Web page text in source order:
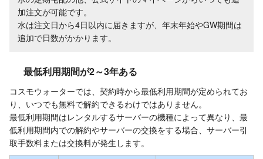
加注文が可能です。
水は注文日から4日以内に届きますが、年末年始やGW期間は
追加で日数がかかります。
最低利用期間が2～3年ある
コスモウォーターでは、契約時から最低利用期間が定められてお
り、いつでも無料で解約できるわけではありません。
最低利用期間はレンタルするサーバーの機種によって異なり、最
低利用期間内での解約やサーバーの交換をする場合、サーバー引
取手数料または交換料が発生します。